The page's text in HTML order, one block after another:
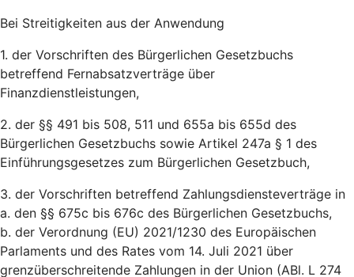
Bei Streitigkeiten aus der Anwendung
1. der Vorschriften des Bürgerlichen Gesetzbuchs
betreffend Fernabsatzverträge über
Finanzdienstleistungen,
2. der §§ 491 bis 508, 511 und 655a bis 655d des
Bürgerlichen Gesetzbuchs sowie Artikel 247a § 1 des
Einführungsgesetzes zum Bürgerlichen Gesetzbuch,
3. der Vorschriften betreffend Zahlungsdiensteverträge in
a. den §§ 675c bis 676c des Bürgerlichen Gesetzbuchs,
b. der Verordnung (EU) 2021/1230 des Europäischen
Parlaments und des Rates vom 14. Juli 2021 über
grenzüberschreitende Zahlungen in der Union (ABl. L 274